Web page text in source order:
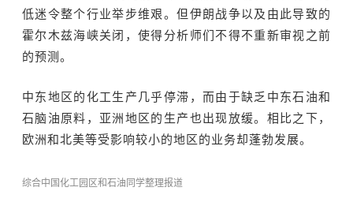
低迷令整个行业举步维艰。但伊朗战争以及由此导致的
霍尔木兹海峡关闭，使得分析师们不得不重新审视之前
的预测。
中东地区的化工生产几乎停滞，而由于缺乏中东石油和
石脑油原料，亚洲地区的生产也出现放缓。相比之下，
欧洲和北美等受影响较小的地区的业务却蓬勃发展。
综合中国化工园区和石油同学整理报道